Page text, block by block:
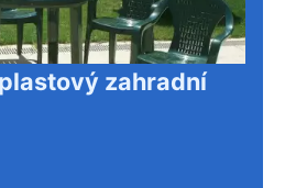
zahradní